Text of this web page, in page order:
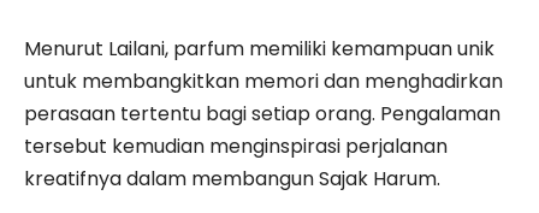
Menurut Lailani, parfum memiliki kemampuan unik
untuk membangkitkan memori dan menghadirkan
perasaan tertentu bagi setiap orang. Pengalaman
tersebut kemudian menginspirasi perjalanan
kreatifnya dalam membangun Sajak Harum.